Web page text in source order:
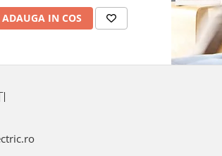
ADAUGA IN COS